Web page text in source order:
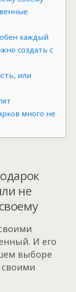
каждый
создать с
или
много не
не
И его
выборе